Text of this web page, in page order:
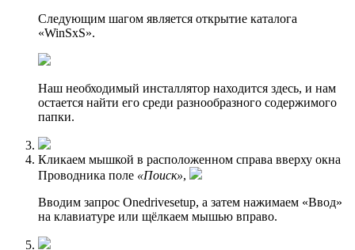
Следующим шагом является открытие каталога
«WinSxS».
Наш необходимый инсталлятор находится здесь, и нам
остается найти его среди разнообразного содержимого
папки.
Кликаем мышкой в расположенном справа вверху окна
Проводника поле «Поиск»,
Вводим запрос Onedrivesetup, а затем нажимаем «Ввод»
на клавиатуре или щёлкаем мышью вправо.